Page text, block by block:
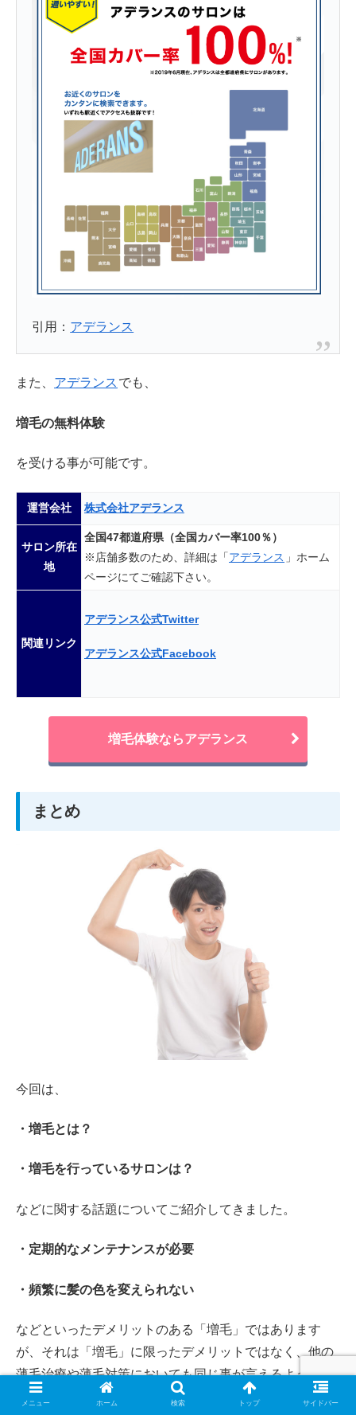
引用： アデランス
また、 アデランス でも、
増毛の無料体験
を受ける事が可能です。
運営会社 株式会社アデランス
サロン所在
地
全国47都道府県（全国カバー率100％）
※店舗多数のため、詳細は「アデランス 」ホーム
ページにてご確認下さい。
関連リンク
アデランス公式Twitter
アデランス公式Facebook
増毛体験ならアデランス
まとめ
今回は、
・増毛とは？
・増毛を行っているサロンは？
などに関する話題についてご紹介してきました。
・定期的なメンテナンスが必要
・頻繁に髪の色を変えられない
などといったデメリットのある「増毛」ではあります
が、それは「増毛」に限ったデメリットではなく、他の
薄毛治療や薄毛対策においても同じ事が言えるように思
います。
メニュー ホーム 検索 トップ サイドバー